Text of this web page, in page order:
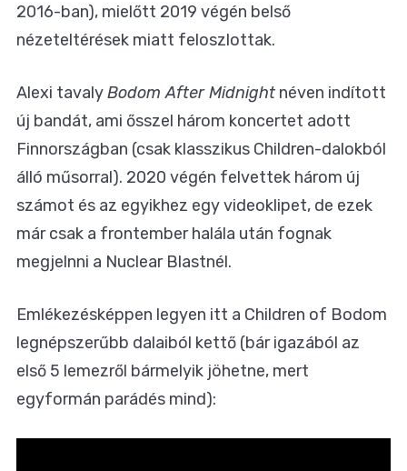
2016-ban), mielőtt 2019 végén belső
nézeteltérések miatt feloszlottak.
Alexi tavalyBodom After Midnight néven indított
új bandát, ami ősszel három koncertet adott
Finnországban (csak klasszikus Children-dalokból
álló műsorral). 2020 végén felvettek három új
számot és az egyikhez egy videoklipet, de ezek
már csak a frontember halála után fognak
megjelnni a Nuclear Blastnél.
Emlékezésképpen legyen itt a Children of Bodom
legnépszerűbb dalaiból kettő (bár igazából az
első 5 lemezről bármelyik jöhetne, mert
egyformán parádés mind):